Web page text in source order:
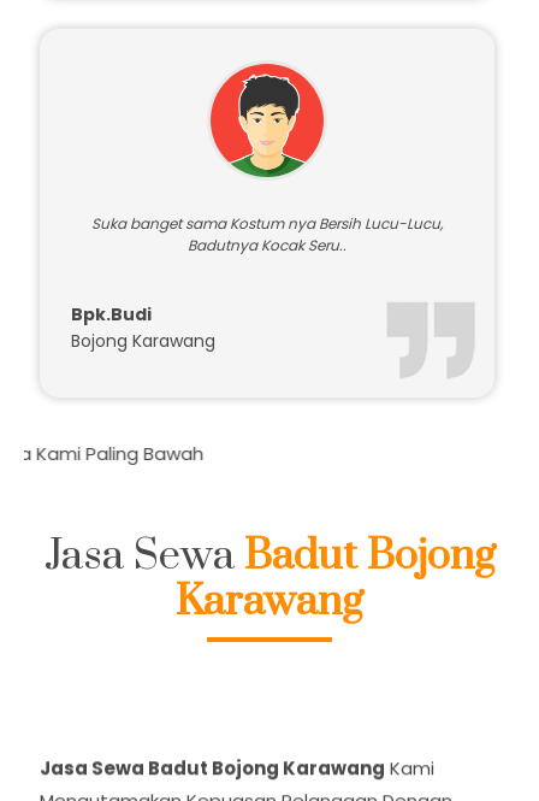
Bojong Karawang
Suka banget sama Kostum nya Bersih Lucu-Lucu,
Jasa SewaBadut Bojong